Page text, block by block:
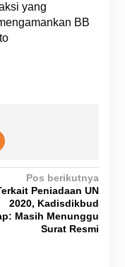
yang
BB
Pos berikutnya
Peniadaan UN
2020, Kadisdikbud
Masih Menunggu
Surat Resmi